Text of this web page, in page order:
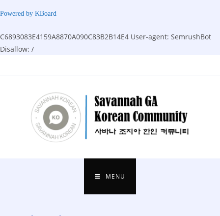
Powered by KBoard
C6893083E4159A8870A090C83B2B14E4 User-agent: SemrushBot
Disallow: /
to
MENU